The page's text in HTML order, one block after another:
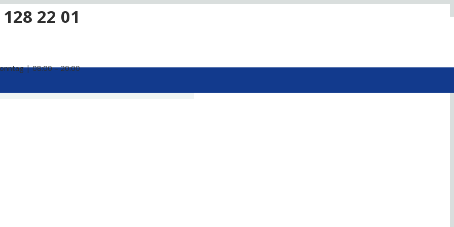
22 01
| 08:00 – 20:00